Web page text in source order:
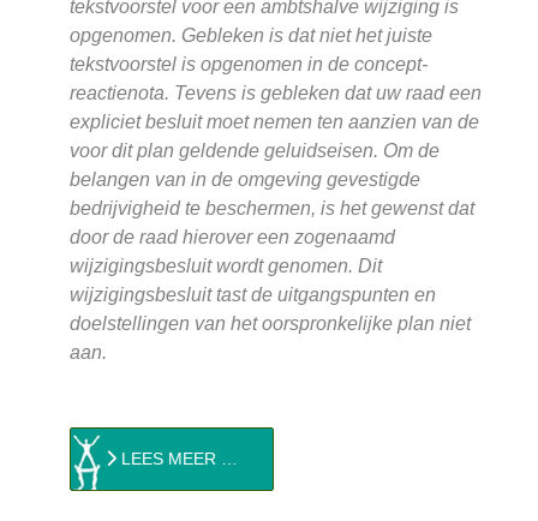
tekstvoorstel voor een ambtshalve wijziging is
opgenomen. Gebleken is dat niet het juiste
tekstvoorstel is opgenomen in de concept-
reactienota. Tevens is gebleken dat uw raad een
expliciet besluit moet nemen ten aanzien van de
voor dit plan geldende geluidseisen. Om de
belangen van in de omgeving gevestigde
bedrijvigheid te beschermen, is het gewenst dat
door de raad hierover een zogenaamd
wijzigingsbesluit wordt genomen. Dit
wijzigingsbesluit tast de uitgangspunten en
doelstellingen van het oorspronkelijke plan niet
aan.
LEES MEER …